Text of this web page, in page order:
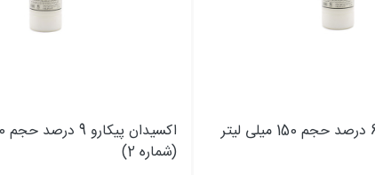
اکسیدان پیکارو 6 درصد حجم 150 میلی لیتر
(شماره 2)